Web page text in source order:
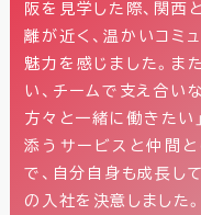
阪を見学した際、関西
離が近く、温かいコミ
魅力を感じました。ま
い、チームで支え合い
方々と一緒に働きたい
添うサービスと仲間
で、自分自身も成長し
の入社を決意しました。